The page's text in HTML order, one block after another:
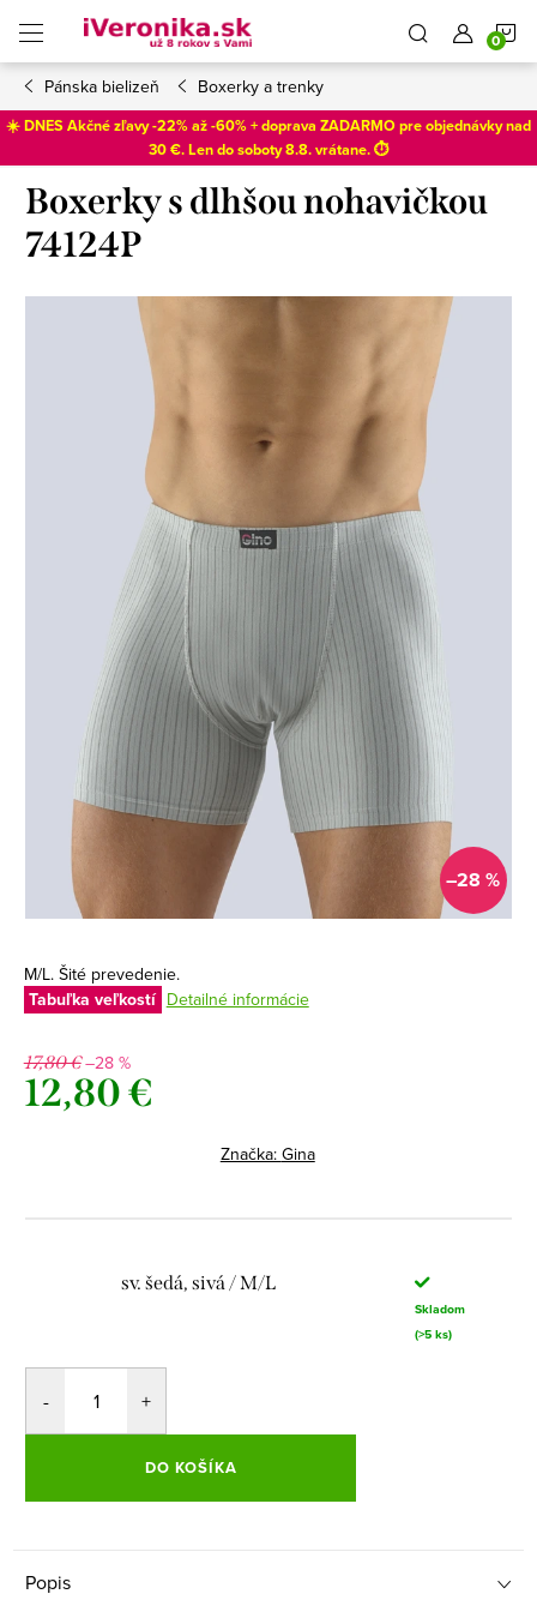
obsah
Pánska bielizeň Boxerky a trenky
☀️ DNES Akčné zľavy -22% až -60% + doprava ZADARMO pre objednávky nad
30 €. Len dosoboty 8.8. vrátane. ⏱️
Boxerky s dlhšou nohavičkou
74124P
–28 %
M/L. Šité prevedenie.
Tabuľka veľkostí Detailné informácie
17,80 €–28 %
12,80 €
Značka: Gina
sv. šedá, sivá / M/L
Skladom
(>5 ks)
DO KOŠÍKA
Popis